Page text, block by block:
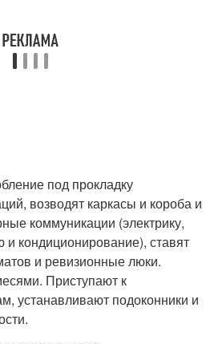
под прокладку
возводят каркасы и короба и
коммуникации (электрику,
и кондиционирование), ставят
и ревизионные люки.
Приступают к
устанавливают подоконники и